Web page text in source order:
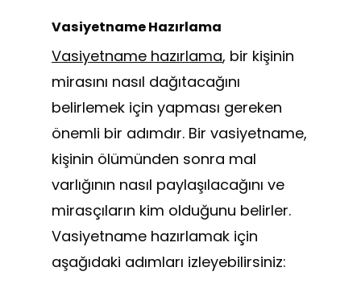
Vasiyetname Hazırlama
Vasiyetname hazırlama, bir kişinin
mirasını nasıl dağıtacağını
belirlemek için yapması gereken
önemli bir adımdır. Bir vasiyetname,
kişinin ölümünden sonra mal
varlığının nasıl paylaşılacağını ve
mirasçıların kim olduğunu belirler.
Vasiyetname hazırlamak için
aşağıdaki adımları izleyebilirsiniz: